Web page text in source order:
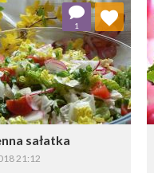
sałatka
21:12
1
Dodaj do ulubionych
Wybierz listę: